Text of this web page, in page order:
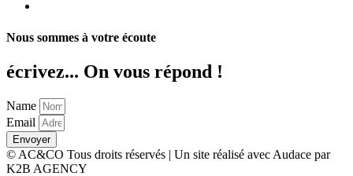
Nous sommes à votre écoute
écrivez... On vous répond !
Name
Email
Envoyer
© AC&CO Tous droits réservés | Un site réalisé avec Audace par
K2B AGENCY